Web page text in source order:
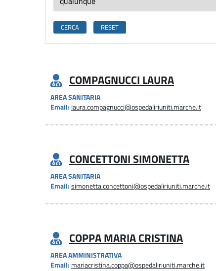
COMPAGNUCCI LAURA
AREA SANITARIA
Email: laura.compagnucci@ospedaliriuniti.marche.it
CONCETTONI SIMONETTA
AREA SANITARIA
Email: simonetta.concettoni@ospedaliriuniti.marche.it
COPPA MARIA CRISTINA
AREA AMMINISTRATIVA
Email: mariacristina.coppa@ospedaliriuniti.marche.it